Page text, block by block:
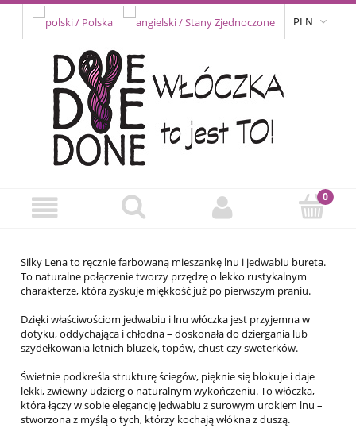
PLN
Silky Lena to ręcznie farbowaną mieszankę lnu i jedwabiu bureta.
To naturalne połączenie tworzy przędzę o lekko rustykalnym
charakterze, która zyskuje miękkość już po pierwszym praniu.
Dzięki właściwościom jedwabiu i lnu włóczka jest przyjemna w
dotyku, oddychająca i chłodna – doskonała do dziergania lub
szydełkowania letnich bluzek, topów, chust czy sweterków.
Świetnie podkreśla strukturę ściegów, pięknie się blokuje i daje
lekki, zwiewny udzierg o naturalnym wykończeniu. To włóczka,
która łączy w sobie elegancję jedwabiu z surowym urokiem lnu –
stworzona z myślą o tych, którzy kochają włókna z duszą.